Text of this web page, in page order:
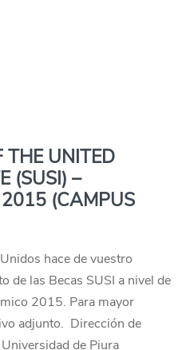
THE UNITED
(SUSI) –
(CAMPUS
hace de vuestro
de las Becas SUSI a nivel de
2015. Para mayor
adjunto. Dirección de
de Piura